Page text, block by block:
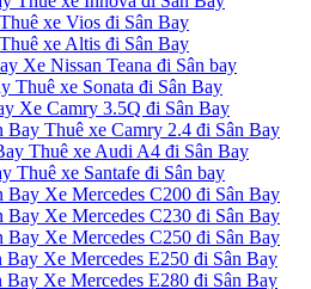
Thuê xe Vios đi Sân Bay
Thuê xe Altis đi Sân Bay
Xe Nissan Teana đi Sân bay
Thuê xe Sonata đi Sân Bay
Xe Camry 3.5Q đi Sân Bay
Thuê xe Camry 2.4 đi Sân Bay
Thuê xe Audi A4 đi Sân Bay
Thuê xe Santafe đi Sân bay
Xe Mercedes C200 đi Sân Bay
Xe Mercedes C230 đi Sân Bay
Xe Mercedes C250 đi Sân Bay
Xe Mercedes E250 đi Sân Bay
Xe Mercedes E280 đi Sân Bay